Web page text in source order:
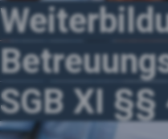
SGB XI